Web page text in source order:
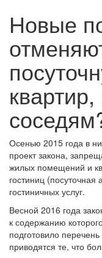
Новые
Осенью 2015 года в
проект закона,
жилых помещений и
гостиниц
гостиничных услуг.
Весной 2016 года
к содержанию
подготовило
приводятся те, что